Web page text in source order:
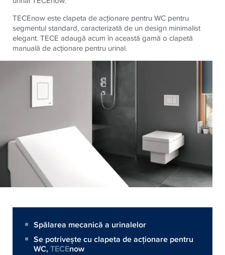
TECEnow este clapeta de acționare pentru WC pentru
segmentul standard, caracterizată de un design minimalist
elegant. TECE adaugă acum în această gamă o clapetă
manuală de acționare pentru urinal.
Spălarea mecanică a urinalelor
Se potrivește cu clapeta de acționare pentru
WC,TECEnow